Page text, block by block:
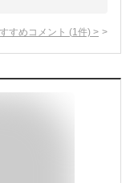
すめコメント (1 件) >